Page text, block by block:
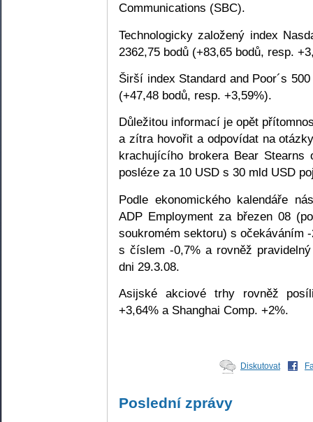
Communications (SBC).
Technologicky založený index
2362,75 bodů (+83,65 bodů, resp.
Širší index Standard and Poor´s
(+47,48 bodů, resp. +3,59%).
Důležitou informací je opět
a zítra hovořit a odpovídat na
krachujícího brokera Bear
posléze za 10 USD s 30 mld USD
Podle ekonomického kalendáře
ADP Employment za březen 08
soukromém sektoru) s očekáváním
s číslem -0,7% a rovněž
dni 29.3.08.
Asijské akciové trhy rovněž
+3,64% a Shanghai Comp. +2%.
Diskutovat
Poslední zprávy